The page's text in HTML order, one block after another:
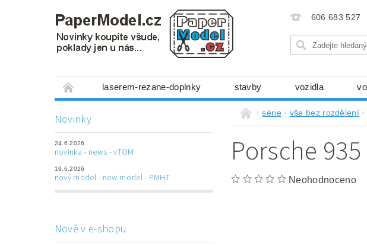
606 683 527
laserem-rezane-doplnky stavby vozidla
mechanismy, stavební stroje
laserem řezané doplňky 3D tištěné doplňky modelářské
Napište nám Obchodní podmínky Ochrana osobních
Novinky
24.6.2026
novinka - news - vTOM
19.6.2026
nový model - new model - PMHT
Nově v e-shopu
série vše bez rozdělení
Porsche 935
Neohodnoceno